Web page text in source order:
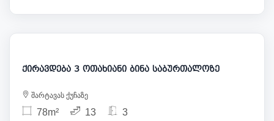
1 000
ქირავდება 3 ოთახიანი ბინა საბურთალოზე
შარტავას ქუჩაზე
78m² 13 3